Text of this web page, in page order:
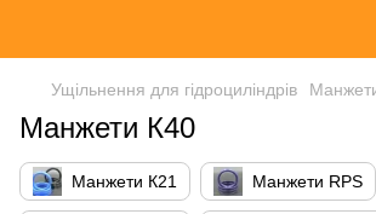
Ущільнення для гідроциліндрів Манжети
Манжети К40
Манжети К21 Манжети RPS